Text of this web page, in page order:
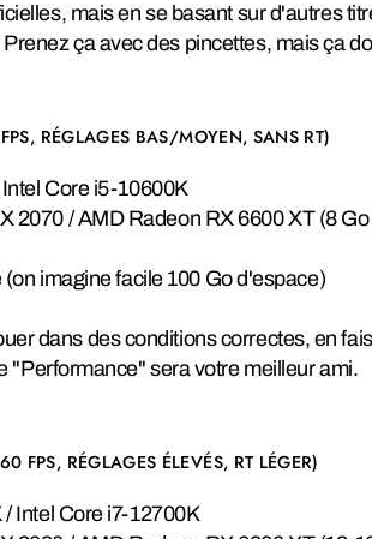
mais en se basant sur d'autres
ça avec des pincettes, mais ça
RÉGLAGES BAS/MOYEN, SANS RT)
Core i5-10600K
2070 / AMD Radeon RX 6600 XT (8
imagine facile 100 Go d'espace)
dans des conditions correctes, en
"Performance" sera votre meilleur ami.
FPS, RÉGLAGES ÉLEVÉS, RT LÉGER)
Intel Core i7-12700K